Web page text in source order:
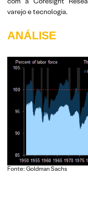
varejo e tecnologia.
ANÁLISE
Fonte: Goldman Sachs